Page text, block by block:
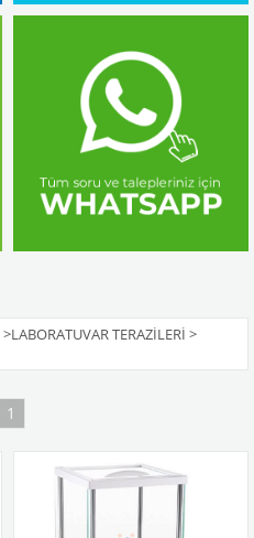
>LABORATUVAR TERAZILERI >
1